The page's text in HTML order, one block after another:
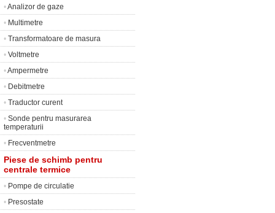
•Analizor de gaze
• Multimetre
• Transformatoare de masura
• Voltmetre
•Ampermetre
• Debitmetre
• Traductor curent
• Sonde pentru masurarea
temperaturii
• Frecventmetre
Piese de schimb pentru
centrale termice
• Pompe de circulatie
• Presostate